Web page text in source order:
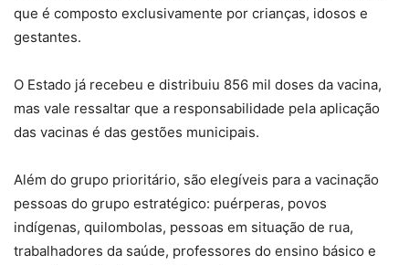
que é composto exclusivamente por crianças, idosos e
gestantes.
O Estado já recebeu e distribuiu 856 mil doses da vacina,
mas vale ressaltar que a responsabilidade pela aplicação
das vacinas é das gestões municipais.
Além do grupo prioritário, são elegíveis para a vacinação
pessoas do grupo estratégico: puérperas, povos
indígenas, quilombolas, pessoas em situação de rua,
trabalhadores da saúde, professores do ensino básico e